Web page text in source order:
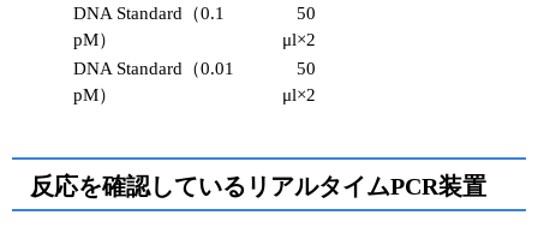
DNA Standard（0.1
pM）
50
μl×2
DNA Standard（0.01
pM）
50
μl×2
反応を確認しているリアルタイムPCR装置